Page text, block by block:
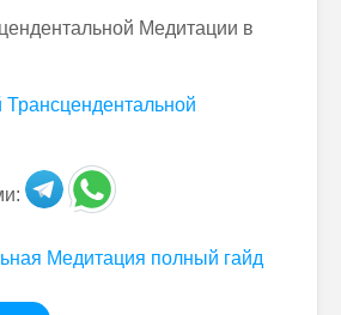
Медитации в
Трансцендентальной
Медитация полный гайд